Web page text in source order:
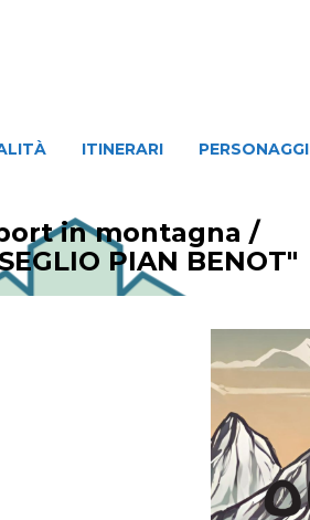
ITINERARI PERSONAGGI
in montagna /
PIAN BENOT"